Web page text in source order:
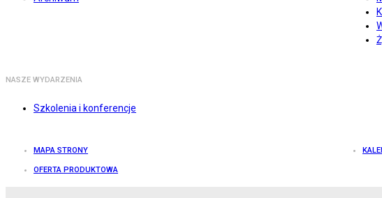
NASZE WYDARZENIA
Szkolenia i konferencje
MAPA STRONY
OFERTA PRODUKTOWA